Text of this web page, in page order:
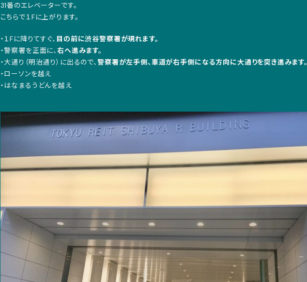
31番のエレベーターです。
こちらで１Fに上がります。
・１Fに降りてすぐ、 目の前に渋谷警察署が現れます。
・警察署を正面に、右へ進みます。
・大通り（明治通り）に出るので、警察署が左手側、車道が右手側になる方向に大通りを突き進みます。
・ローソンを越え
・はなまるうどんを越え